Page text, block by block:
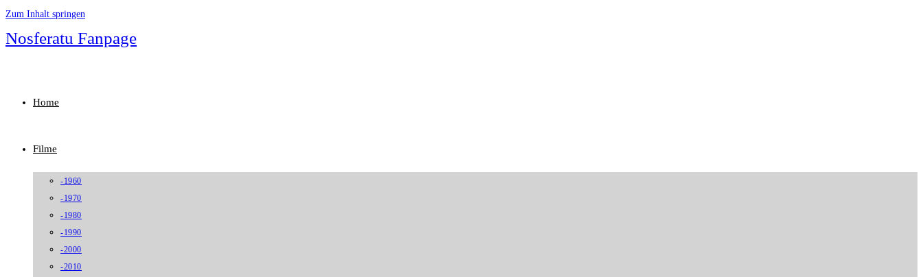
Zum Inhalt springen
Nosferatu Fanpage
Home
Filme
-1960
-1970
-1980
-1990
-2000
-2010